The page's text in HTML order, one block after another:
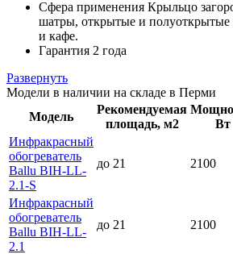
Сфера применения Крыльцо
шатры, открытые и полуоткрытые
и кафе.
Гарантия 2 года
Развернуть
Модели в наличии на складе в Перми
Модель
Рекомендуемая
площадь, м2
Вт
Инфракрасный
обогреватель
Ballu BIH-LL-
2.1-S
до 21 2100
Инфракрасный
обогреватель
Ballu BIH-LL-
2.1
до 21 2100